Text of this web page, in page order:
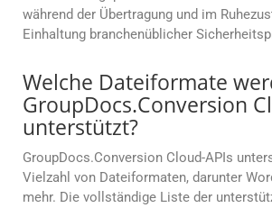
während der Übertragung und im
Einhaltung branchenüblicher
Welche Dateiformate
GroupDocs.Conversion
unterstützt?
GroupDocs.Conversion Cloud-APIs
Vielzahl von Dateiformaten, darunter
mehr. Die vollständige Liste der